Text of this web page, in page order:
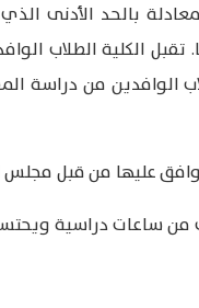
بالحد الأدنى
الكلية الطلاب
من دراسة
عليها من قبل مجلس
ساعات دراسية